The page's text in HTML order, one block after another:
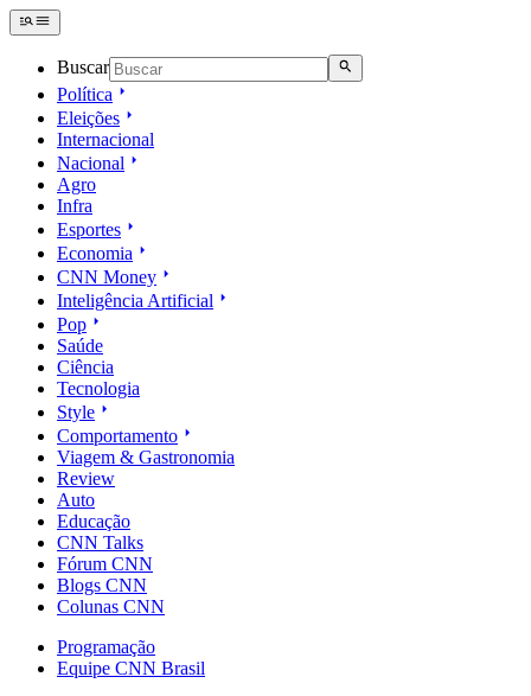
Buscar
Política
Eleições
Internacional
Nacional
Agro
Infra
Esportes
Economia
CNN Money
Inteligência Artificial
Pop
Saúde
Ciência
Tecnologia
Style
Comportamento
Viagem & Gastronomia
Review
Auto
Educação
CNN Talks
Fórum CNN
Blogs CNN
Colunas CNN
Programação
Equipe CNN Brasil